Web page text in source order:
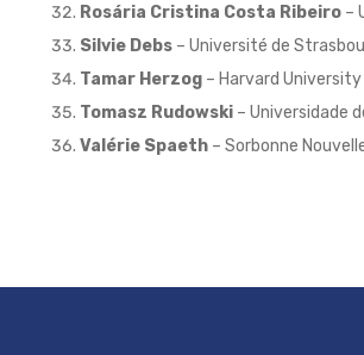
Rosária Cristina Costa Ribeiro –
Silvie Debs – Université de
Tamar Herzog – Harvard University
Tomasz Rudowski – Universidade
Valérie Spaeth – Sorbonne